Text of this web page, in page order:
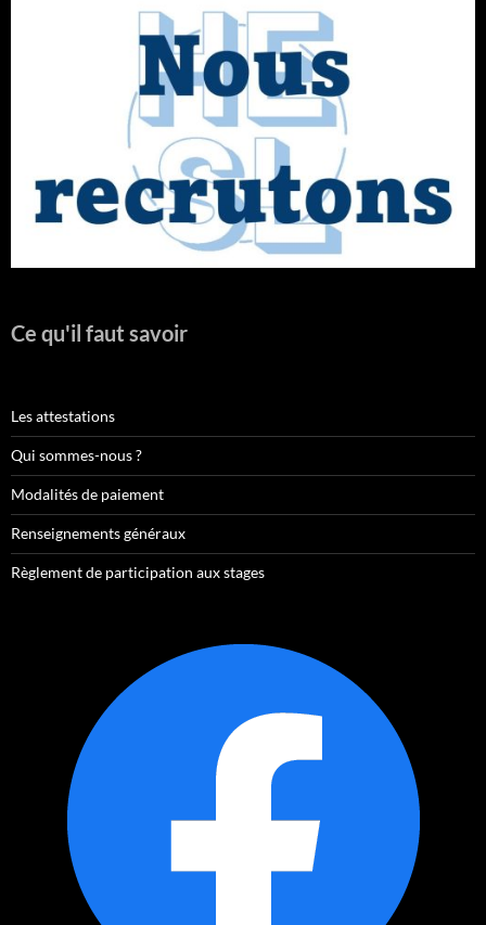
Ce qu'il faut savoir
Les attestations
Qui sommes-nous ?
Modalités de paiement
Renseignements généraux
Règlement de participation aux stages